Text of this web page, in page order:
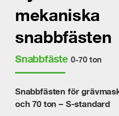
mekaniska
snabbfästen
Snabbfäste 0-70 ton
Snabbfästen för
och 70 ton – S-standard